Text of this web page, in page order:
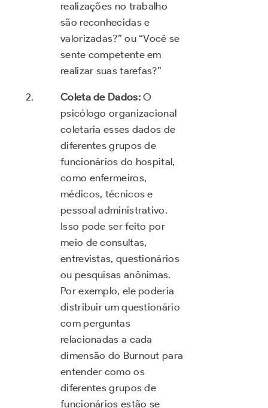
realizações no trabalho
são reconhecidas e
valorizadas?” ou “Você se
sente competente em
realizar suas tarefas?”
Coleta de Dados:O
psicólogo organizacional
coletaria esses dados de
diferentes grupos de
funcionários do hospital,
como enfermeiros,
médicos, técnicos e
pessoal administrativo.
Isso pode ser feito por
meio de consultas,
entrevistas, questionários
ou pesquisas anônimas.
Por exemplo, ele poderia
distribuir um questionário
com perguntas
relacionadas a cada
dimensão do Burnout para
entender como os
diferentes grupos de
funcionários estão se